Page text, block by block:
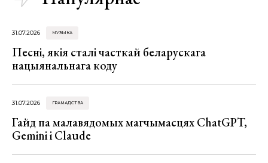
31.07.2026 МУЗЫКА
Песні, якія сталі часткай беларускага
нацыянальнага коду
31.07.2026 ГРАМАДСТВА
Гайд па малавядомых магчымасцях ChatGPT,
Gemini і Claude